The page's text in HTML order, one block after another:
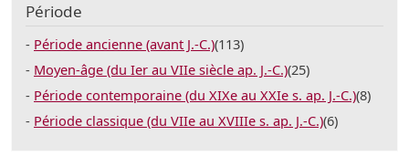
Période
Période ancienne (avant J.-C.)(113)
Moyen-âge (du Ier au VIIe siècle ap. J.-C.)(25)
Période contemporaine (du XIXe au XXIe s. ap. J.-C.)(8)
Période classique (du VIIe au XVIIIe s. ap. J.-C.)(6)